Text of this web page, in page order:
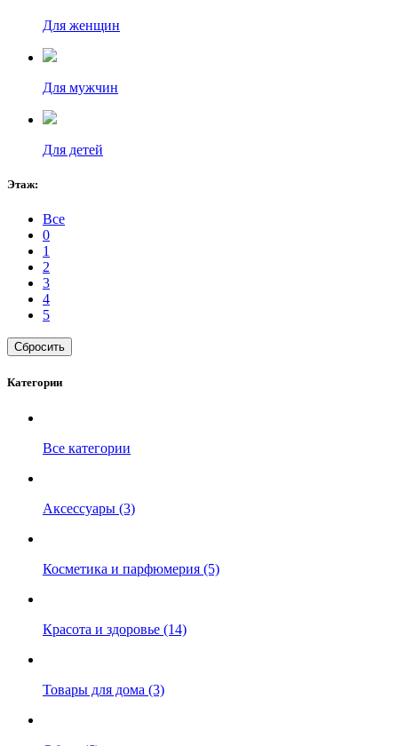
Для женщин
Для мужчин
Для детей
Этаж:
Все
0
1
2
3
4
5
Сбросить
Категории
Все категории
Аксессуары (3)
Косметика и парфюмерия (5)
Красота и здоровье (14)
Товары для дома (3)